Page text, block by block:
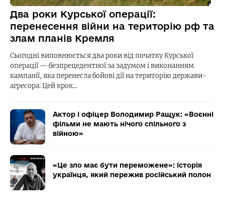
Два роки Курської операції:
перенесення війни на територію рф та
злам планів Кремля
Сьогодні виповнюється два роки від початку Курської
операції — безпрецедентної за задумом і виконанням
кампанії, яка перенесла бойові дії на територію держави-
агресора. Цей крок…
Актор і офіцер Володимир Ращук: «Воєнні
фільми не мають нічого спільного з
війною»
«Це зло має бути переможене»: історія
українця, який пережив російський полон